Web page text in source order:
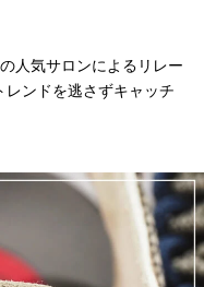
人気サロンによるリレー
ンドを逃さずキャッチ